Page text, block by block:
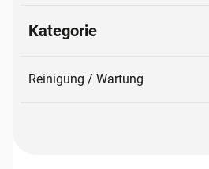
Kategorie
Reinigung / Wartung